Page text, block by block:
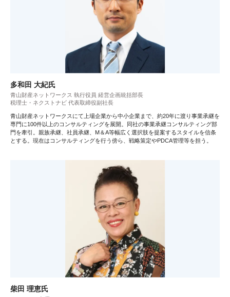
多和田 大紀氏
青山財産ネットワークス 執行役員 経営企画統括部長
税理士・ネクストナビ 代表取締役副社長
青山財産ネットワークスにて上場企業から中小企業まで、約20年に渡り事業承継を
専門に100件以上のコンサルティングを展開。同社の事業承継コンサルティング部
門を牽引。親族承継、社員承継、M＆A等幅広く選択肢を提案するスタイルを信条
とする。現在はコンサルティングを行う傍ら、戦略策定やPDCA管理等を担う。
柴田 理恵氏